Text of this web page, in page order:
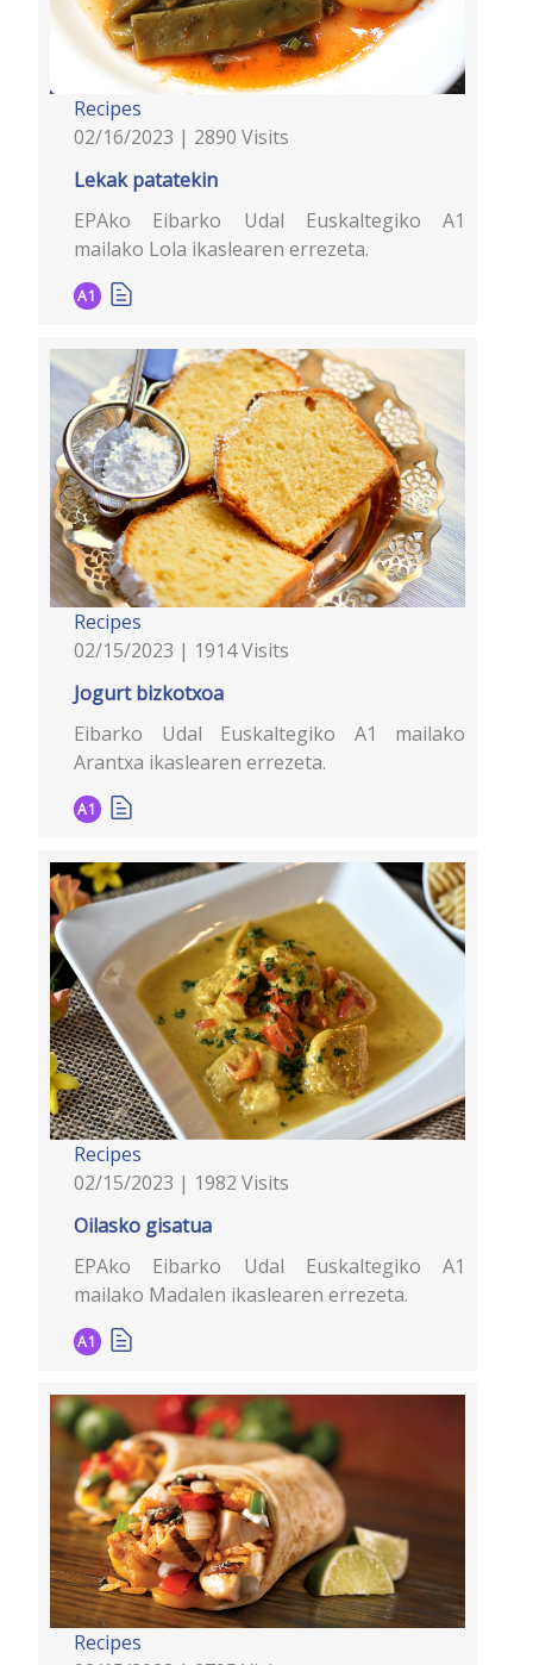
Recipes
02/16/2023 | 2890 Visits
Lekak patatekin
EPAko Eibarko Udal Euskaltegiko A1
mailako Lola ikaslearen errezeta.
A1
Recipes
02/15/2023 | 1914 Visits
Jogurt bizkotxoa
Eibarko Udal Euskaltegiko A1 mailako
Arantxa ikaslearen errezeta.
A1
Recipes
02/15/2023 | 1982 Visits
Oilasko gisatua
EPAko Eibarko Udal Euskaltegiko A1
mailako Madalen ikaslearen errezeta.
A1
Recipes